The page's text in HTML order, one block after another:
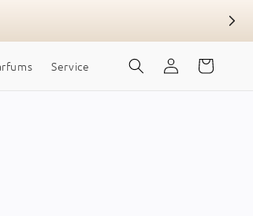
Service
connecter
Chariot